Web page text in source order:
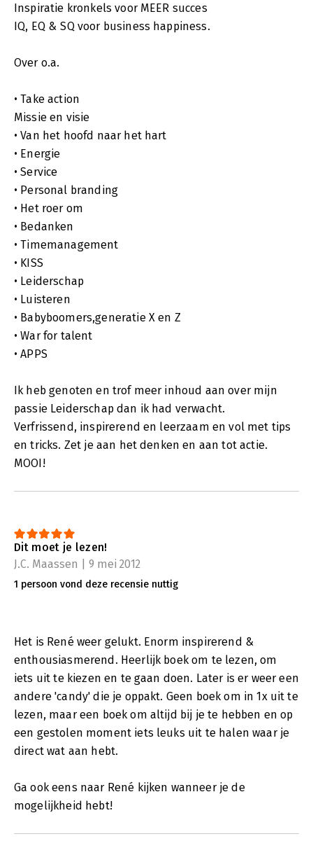
Inspiratie kronkels voor MEER succes
IQ, EQ & SQ voor business happiness.
Over o.a.
• Take action
Missie en visie
• Van het hoofd naar het hart
• Energie
• Service
• Personal branding
• Het roer om
• Bedanken
• Timemanagement
• KISS
• Leiderschap
• Luisteren
• Babyboomers,generatie X en Z
• War for talent
• APPS
Ik heb genoten en trof meer inhoud aan over mijn
passie Leiderschap dan ik had verwacht.
Verfrissend, inspirerend en leerzaam en vol met tips
en tricks. Zet je aan het denken en aan tot actie.
MOOI!
Dit moet je lezen!
J.C. Maassen | 9 mei 2012
1 persoon vond deze recensie nuttig
Het is René weer gelukt. Enorm inspirerend &
enthousiasmerend. Heerlijk boek om te lezen, om
iets uit te kiezen en te gaan doen. Later is er weer een
andere 'candy' die je oppakt. Geen boek om in 1x uit te
lezen, maar een boek om altijd bij je te hebben en op
een gestolen moment iets leuks uit te halen waar je
direct wat aan hebt.
Ga ook eens naar René kijken wanneer je de
mogelijkheid hebt!